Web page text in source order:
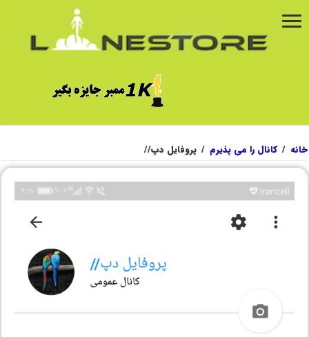
خانه / کانال را می پذیرم / پروفایل دپ//